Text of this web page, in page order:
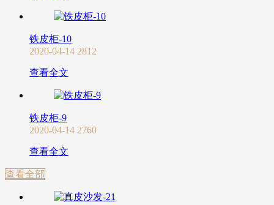
铁皮柜-10
2020-04-14 2812
查看全文
铁皮柜-9
2020-04-14 2760
查看全文
查看全部